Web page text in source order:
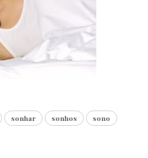
sonhar sonhos sono